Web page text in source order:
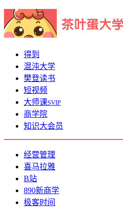
得到
混沌大学
樊登读书
短视频
大师课SVIP
商学院
知识大会员
经营管理
喜马拉雅
B站
890新商学
极客时间